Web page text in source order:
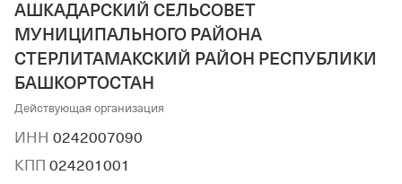
АШКАДАРСКИЙ СЕЛЬСОВЕТ
МУНИЦИПАЛЬНОГО РАЙОНА
СТЕРЛИТАМАКСКИЙ РАЙОН РЕСПУБЛИКИ
БАШКОРТОСТАН
Действующая организация
ИНН 0242007090
КПП 024201001